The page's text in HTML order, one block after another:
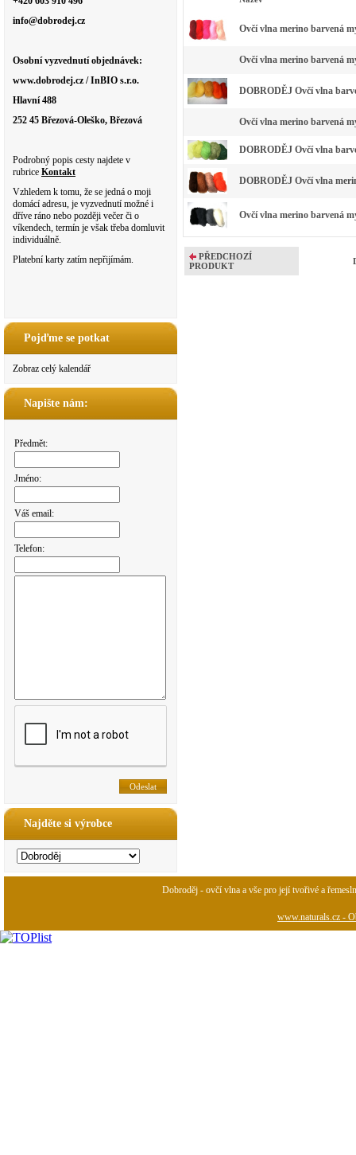
info@dobrodej.cz
Osobní vyzvednutí objednávek:
www.dobrodej.cz / InBIO s.r.o.
Hlavní 488
252 45 Březová-Oleško, Březová
Podrobný popis cesty najdete v
rubrice Kontakt
Vzhledem k tomu, že se jedná o moji
domácí adresu, je vyzvednutí možné i
dříve ráno nebo později večer či o
víkendech, termín je však třeba domluvit
individuálně.
Platební karty zatím nepřijímám.
Pojďme se potkat
Zobraz celý kalendář
Napište nám:
Předmět:
Jméno:
Váš email:
Telefon:
Najděte si výrobce
Ovčí vlna merino barvená
Ovčí vlna merino barvená
DOBRODĚJ Ovčí vlna
Ovčí vlna merino barvená
DOBRODĚJ Ovčí vlna
DOBRODĚJ Ovčí vlna
Ovčí vlna merino barvená
PŘEDCHOZÍ
PRODUKT
Dobroděj - ovčí vlna a vše pro její tvořivé a
www.naturals.cz -